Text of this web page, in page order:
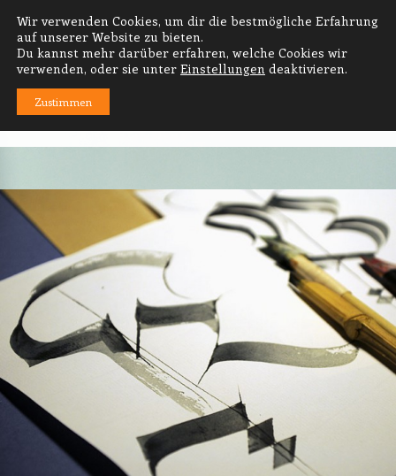
PRODUKT- UND GRAFIKDESIGN
thomas häse · diplom-designer
MENÜ
Wir verwenden Cookies, um dir die bestmögliche Erfahrung
auf unserer Website zu bieten.
Du kannst mehr darüber erfahren, welche Cookies wir
verwenden, oder sie unter Einstellungen deaktivieren.
Zustimmen